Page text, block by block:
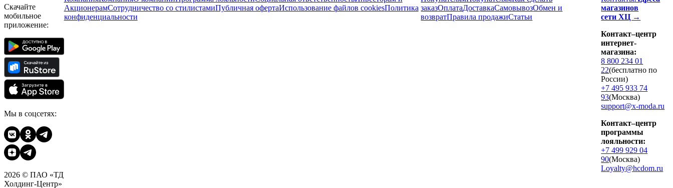
Скачайте
мобильное
приложение:
Мы в соцсетях:
2026 © ПАО «ТД
Холдинг-Центр»
АкционерамСотрудничество со стилистамиПубличная офертаИспользование файлов cookiesПолитика
конфиденциальности
заказОплатаДоставкаCамовывозОбмен и
возвратПравила продажиСтатьи
магазинов
сети ХЦ →
Контакт–центр
интернет-
магазина:
8 800 234 01
22(бесплатно по
России)
+7 495 933 74
93(Москва)
support@x-moda.ru
Контакт–центр
программы
лояльности:
+7 499 929 04
90(Москва)
Loyalty@hcdom.ru